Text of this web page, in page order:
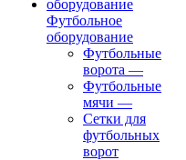
Футбольное
оборудование
Футбольные
ворота —
Футбольные
мячи —
Сетки для
футбольных
ворот